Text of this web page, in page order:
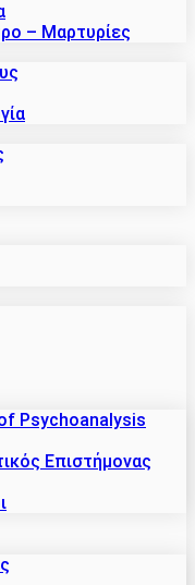
– Μαρτυρίες
Psychoanalysis
Επιστήμονας